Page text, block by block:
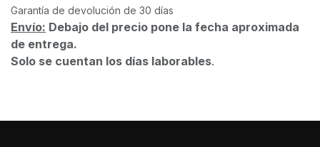
Garantía de devolución de 30 días
Envío: Debajo del precio pone la fecha aproximada
de entrega.
Solo se cuentan los días laborables.